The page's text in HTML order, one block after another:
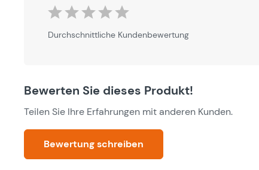
Durchschnittliche Bewertung von 0 von 5 Sternen
Durchschnittliche Kundenbewertung
Bewerten Sie dieses Produkt!
Teilen Sie Ihre Erfahrungen mit anderen Kunden.
Bewertung schreiben